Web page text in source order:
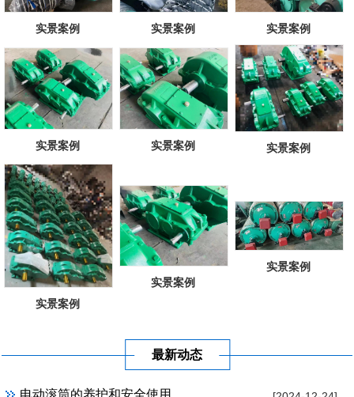
实景案例 实景案例 实景案例
实景案例 实景案例 实景案例
实景案例
实景案例
实景案例
最新动态